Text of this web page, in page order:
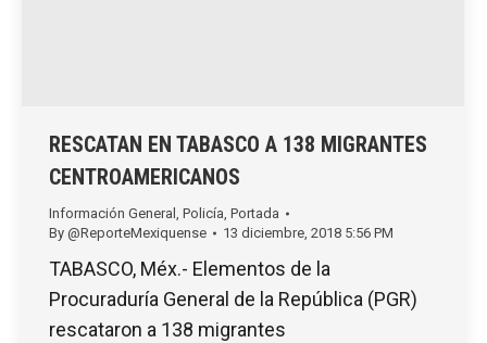
RESCATAN EN TABASCO A 138 MIGRANTES
CENTROAMERICANOS
Información General , Policía, Portada
By @ReporteMexiquense 13 diciembre, 2018 5:56 PM
TABASCO, Méx.- Elementos de la
Procuraduría General de la República (PGR)
rescataron a 138 migrantes